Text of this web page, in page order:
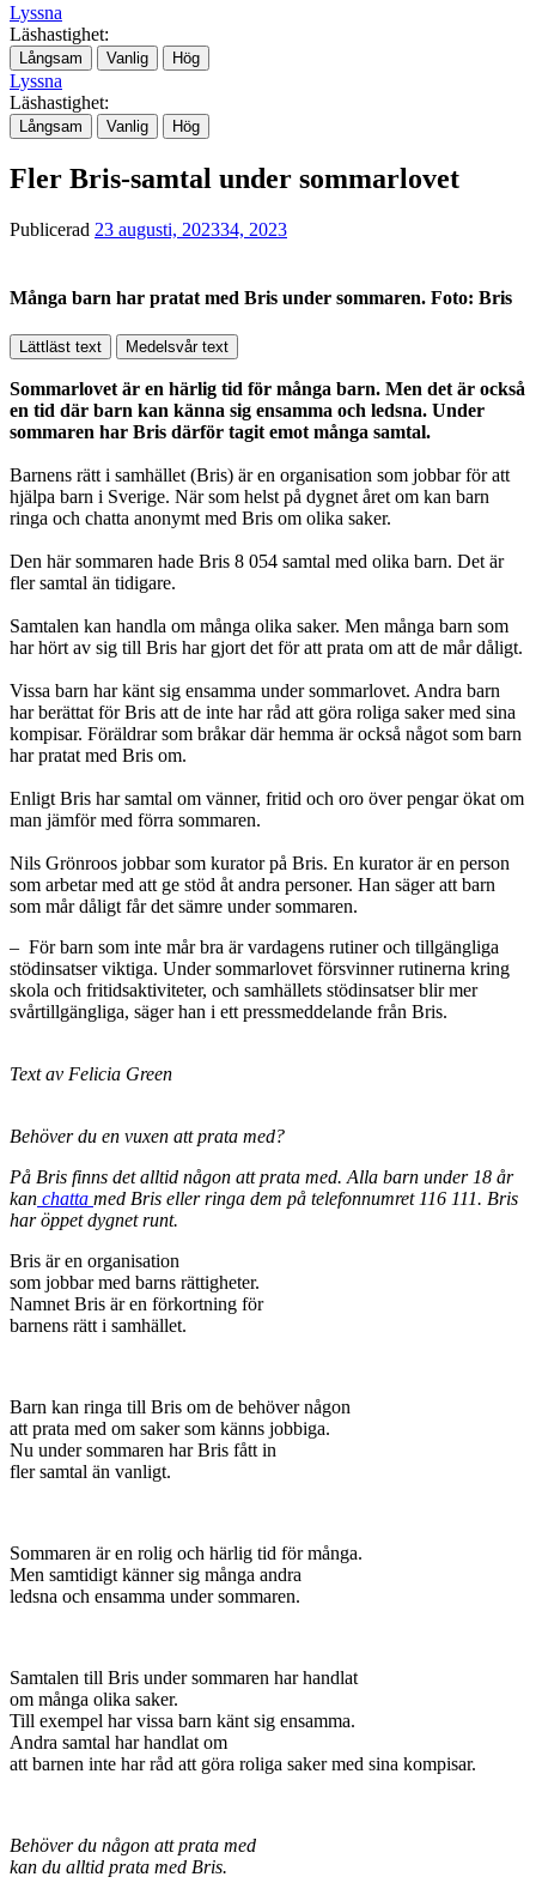
Lyssna
Läshastighet:
Långsam Vanlig Hög
Lyssna
Läshastighet:
Långsam Vanlig Hög
Fler Bris-samtal under sommarlovet
Publicerad 23 augusti, 202334, 2023
Många barn har pratat med Bris under sommaren. Foto: Bris
Lättläst text Medelsvår text
Sommarlovet är en härlig tid för många barn. Men det är också
en tid där barn kan känna sig ensamma och ledsna. Under
sommaren har Bris därför tagit emot många samtal.
Barnens rätt i samhället (Bris) är en organisation som jobbar för att
hjälpa barn i Sverige. När som helst på dygnet året om kan barn
ringa och chatta anonymt med Bris om olika saker.
Den här sommaren hade Bris 8 054 samtal med olika barn. Det är
fler samtal än tidigare.
Samtalen kan handla om många olika saker. Men många barn som
har hört av sig till Bris har gjort det för att prata om att de mår dåligt.
Vissa barn har känt sig ensamma under sommarlovet. Andra barn
har berättat för Bris att de inte har råd att göra roliga saker med sina
kompisar. Föräldrar som bråkar där hemma är också något som barn
har pratat med Bris om.
Enligt Bris har samtal om vänner, fritid och oro över pengar ökat om
man jämför med förra sommaren.
Nils Grönroos jobbar som kurator på Bris. En kurator är en person
som arbetar med att ge stöd åt andra personer. Han säger att barn
som mår dåligt får det sämre under sommaren.
– För barn som inte mår bra är vardagens rutiner och tillgängliga
stödinsatser viktiga. Under sommarlovet försvinner rutinerna kring
skola och fritidsaktiviteter, och samhällets stödinsatser blir mer
svårtillgängliga, säger han i ett pressmeddelande från Bris.
Text av Felicia Green
Behöver du en vuxen att prata med?
På Bris finns det alltid någon att prata med. Alla barn under 18 år
kan chatta med Bris eller ringa dem på telefonnumret 116 111. Bris
har öppet dygnet runt.
Bris är en organisation
som jobbar med barns rättigheter.
Namnet Bris är en förkortning för
barnens rätt i samhället.
Barn kan ringa till Bris om de behöver någon
att prata med om saker som känns jobbiga.
Nu under sommaren har Bris fått in
fler samtal än vanligt.
Sommaren är en rolig och härlig tid för många.
Men samtidigt känner sig många andra
ledsna och ensamma under sommaren.
Samtalen till Bris under sommaren har handlat
om många olika saker.
Till exempel har vissa barn känt sig ensamma.
Andra samtal har handlat om
att barnen inte har råd att göra roliga saker med sina kompisar.
Behöver du någon att prata med
kan du alltid prata med Bris.